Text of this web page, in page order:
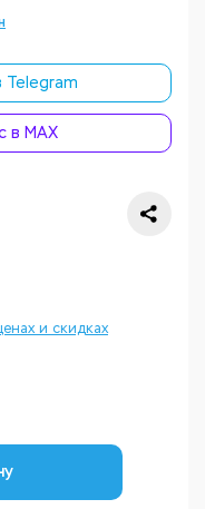
Telegram
в MAX
и скидках